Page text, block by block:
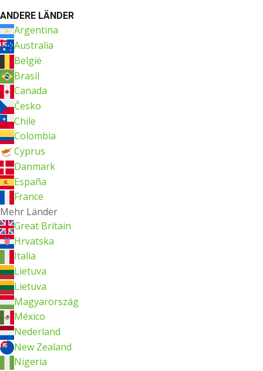
ANDERE LÄNDER
Argentina
Australia
België
Brasil
Canada
Česko
Chile
Colombia
Cyprus
Danmark
España
France
Mehr Länder
Great Britain
Hrvatska
Italia
Lietuva
Lietuva
Magyarország
México
Nederland
New Zealand
Nigeria